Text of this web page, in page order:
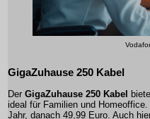
GigaZuhause 250 Kabel
Der GigaZuhause 250 Kabel
ideal für Familien und
Jahr, danach 49,99 Euro. Auch